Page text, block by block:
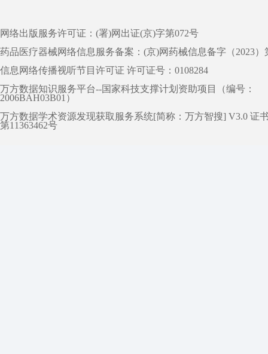
网络出版服务许可证：(署)网出证(京)字第072号
药品医疗器械网络信息服务备案：(京)网药械信息备字（2023）
信息网络传播视听节目许可证 许可证号：0108284
万方数据知识服务平台--国家科技支撑计划资助项目（编号：
2006BAH03B01）
万方数据学术资源发现获取服务系统[简称：万方智搜] V3.0 证
第11363462号